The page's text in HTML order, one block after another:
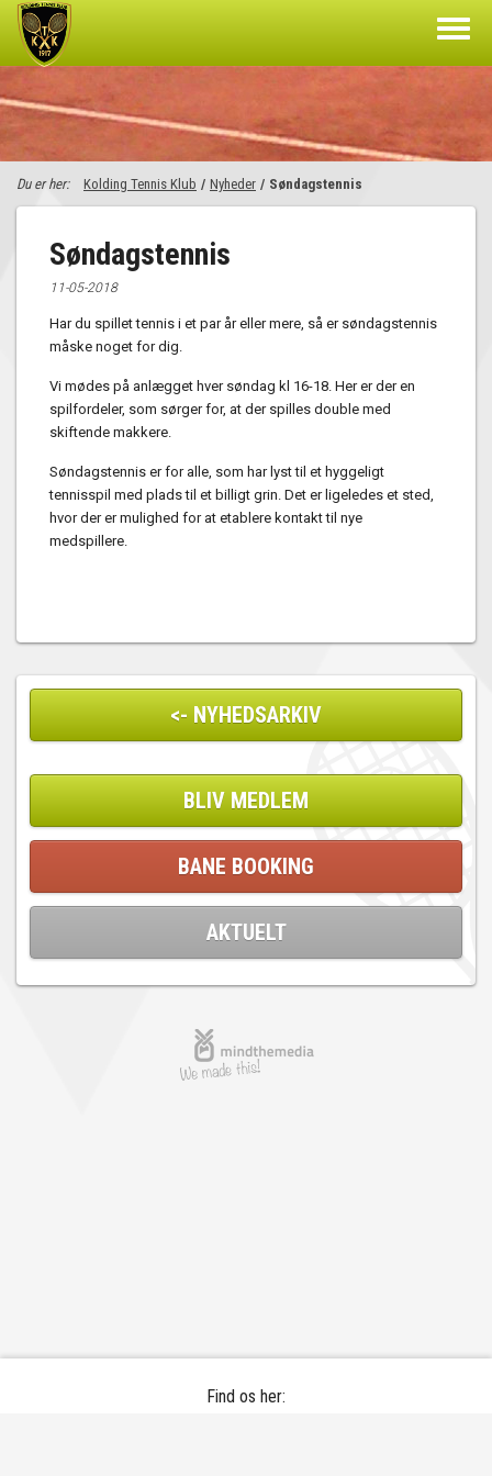
Du er her: Kolding Tennis Klub / Nyheder / Søndagstennis
Søndagstennis
11-05-2018
Har du spillet tennis i et par år eller mere, så er søndagstennis
måske noget for dig.
Vi mødes på anlægget hver søndag kl 16-18. Her er der en
spilfordeler, som sørger for, at der spilles double med
skiftende makkere.
Søndagstennis er for alle, som har lyst til et hyggeligt
tennisspil med plads til et billigt grin. Det er ligeledes et sted,
hvor der er mulighed for at etablere kontakt til nye
medspillere.
<- NYHEDSARKIV
BLIV MEDLEM
BANE BOOKING
AKTUELT
Find os her: